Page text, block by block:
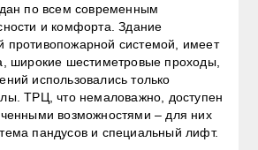
по всем современным
и комфорта. Здание
системой, имеет
широкие шестиметровые проходы,
использовались только
ТРЦ, что немаловажно, доступен
возможностями – для них
пандусов и специальный лифт.